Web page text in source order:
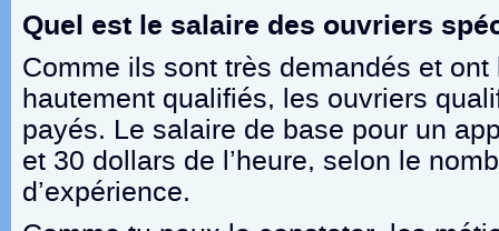
Quel est le salaire des ouvriers
Comme ils sont très demandés et ont
hautement qualifiés, les ouvriers
payés. Le salaire de base pour un
et 30 dollars de l’heure, selon le
d’expérience.